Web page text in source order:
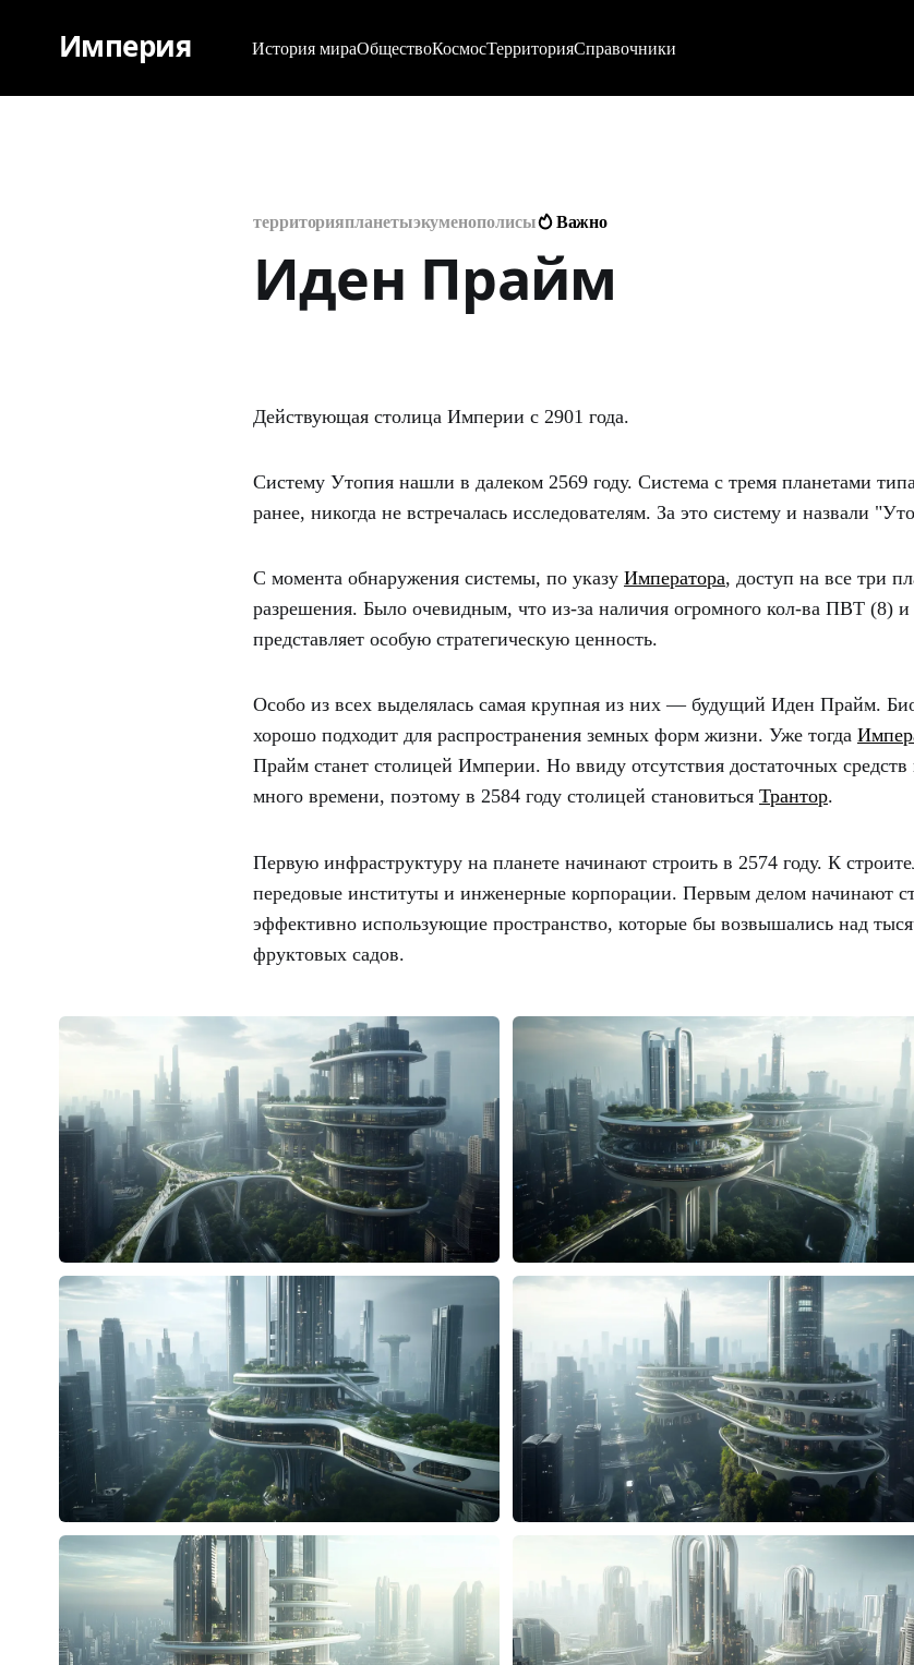
Империя История мираОбществоКосмосТерриторияСправочники
территорияпланетыэкуменополисы Важно
Иден Прайм
Действующая столица Империи c 2901 года.
Систему Утопия нашли в далеком 2569 году. Система с тремя планетами
ранее, никогда не встречалась исследователям. За это систему и назвали
С момента обнаружения системы, по указу Императора, доступ на все три
разрешения. Было очевидным, что из-за наличия огромного кол-ва ПВТ (8) и
представляет особую стратегическую ценность.
Особо из всех выделялась самая крупная из них — будущий Иден Прайм.
хорошо подходит для распространения земных форм жизни. Уже тогда
Прайм станет столицей Империи. Но ввиду отсутствия достаточных средств
много времени, поэтому в 2584 году столицей становиться Трантор.
Первую инфраструктуру на планете начинают строить в 2574 году. К
передовые институты и инженерные корпорации. Первым делом начинают
эффективно использующие пространство, которые бы возвышались над
фруктовых садов.